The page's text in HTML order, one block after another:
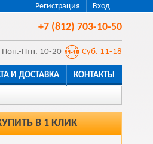
Регистрация Вход
+7 (812) 703-10-50
Пон.-Птн. 10-20 Суб. 11-18
И ДОСТАВКА КОНТАКТЫ
В 1 КЛИК